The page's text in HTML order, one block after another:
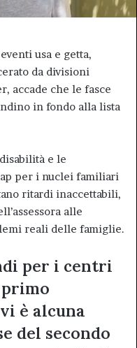
usa e getta,
da divisioni
accade che le fasce
in fondo alla lista
e le
per i nuclei familiari
ritardi inaccettabili,
alle
reali delle famiglie.
per i centri
è alcuna
del secondo